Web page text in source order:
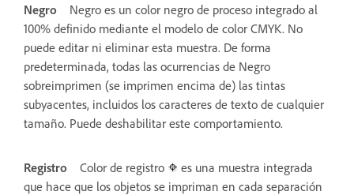
Negro
Negro es un color negro de proceso integrado al
100% definido mediante el modelo de color CMYK. No
puede editar ni eliminar esta muestra. De forma
predeterminada, todas las ocurrencias de Negro
sobreimprimen (se imprimen encima de) las tintas
subyacentes, incluidos los caracteres de texto de cualquier
tamaño. Puede deshabilitar este comportamiento.
Registro Color de registro
es una muestra integrada
que hace que los objetos se impriman en cada separación